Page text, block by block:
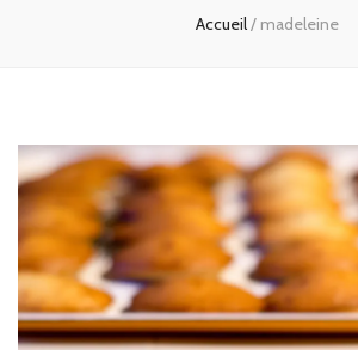
Accueil/ madeleine